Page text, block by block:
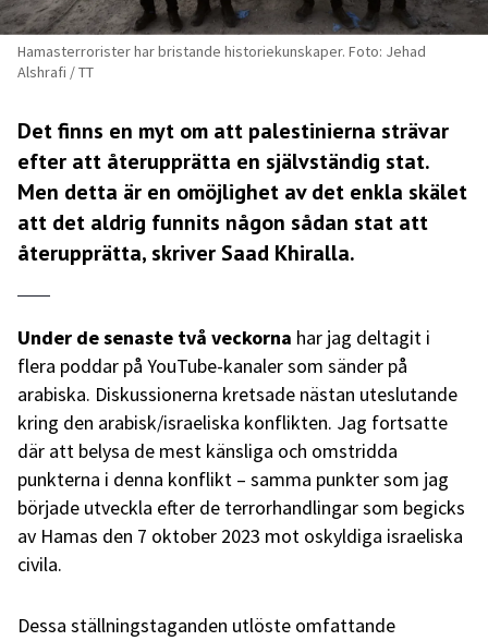
Hamasterrorister har bristande historiekunskaper. Foto: Jehad
Alshrafi / TT
Det finns en myt om att palestinierna strävar
efter att återupprätta en självständig stat.
Men detta är en omöjlighet av det enkla skälet
att det aldrig funnits någon sådan stat att
återupprätta, skriver Saad Khiralla.
Under de senaste två veckorna har jag deltagit i
flera poddar på YouTube-kanaler som sänder på
arabiska. Diskussionerna kretsade nästan uteslutande
kring den arabisk/israeliska konflikten. Jag fortsatte
där att belysa de mest känsliga och omstridda
punkterna i denna konflikt – samma punkter som jag
började utveckla efter de terrorhandlingar som begicks
av Hamas den 7 oktober 2023 mot oskyldiga israeliska
civila.
Dessa ställningstaganden utlöste omfattande